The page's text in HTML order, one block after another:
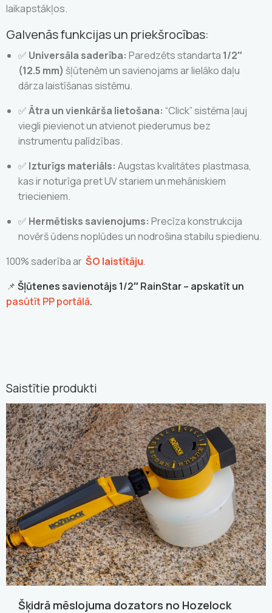
laikapstākļos.
Galvenās funkcijas un priekšrocības:
✅ Universāla saderība: Paredzēts standarta 1/2″
(12.5 mm) šļūtenēm un savienojams ar lielāko daļu
dārza laistīšanas sistēmu.
✅Ātra un vienkārša lietošana: “Click” sistēma ļauj
viegli pievienot un atvienot piederumus bez
instrumentu palīdzības.
✅ Izturīgs materiāls: Augstas kvalitātes plastmasa,
kas ir noturīga pret UV stariem un mehāniskiem
triecieniem.
✅ Hermētisks savienojums: Precīza konstrukcija
novērš ūdens noplūdes un nodrošina stabilu spiedienu.
100% saderība ar ŠO laistītāju.
📌 Šļūtenes savienotājs 1/2″ RainStar – apskatīt un
pasūtīt PP portālā.
Saistītie produkti
Šķidrā mēslojuma dozators no Hozelock